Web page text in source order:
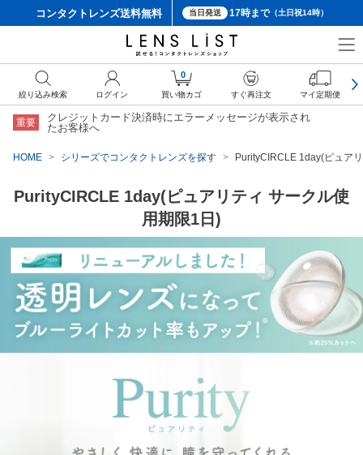
コンタクトレンズ送料無料 当日発送 17時まで（土日祝14時）
重要
クレジットカード決済時にエラーメッセージが表示され
たお客様へ
HOME シリーズでコンタクトレンズを探す PurityCIRCLE 1day(ピュア
PurityCIRCLE 1day(ピュアリティ サークル使
用期限1日)
絞り込み検索 ログイン
0
買い物カゴ すぐ再注文 マイ定期便